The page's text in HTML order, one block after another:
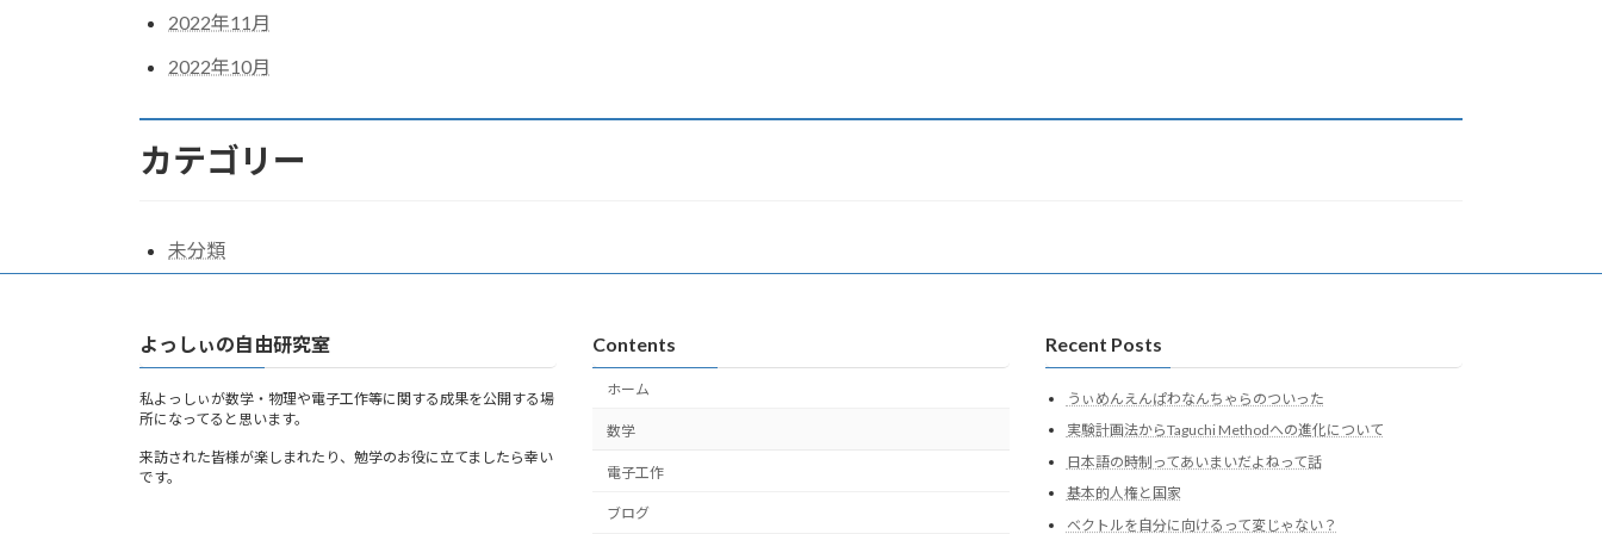
2022年11月
2022年10月
カテゴリー
未分類
よっしぃの自由研究室
私よっしぃが数学・物理や電子工作等に関する成果を公開する場
所になってると思います。
来訪された皆様が楽しまれたり、勉学のお役に立てましたら幸い
です。
Contents
ホーム
数学
電子工作
ブログ
Recent Posts
うぃめんえんぱわなんちゃらのついった
実験計画法からTaguchi Methodへの進化について
日本語の時制ってあいまいだよねって話
基本的人権と国家
ベクトルを自分に向けるって変じゃない？